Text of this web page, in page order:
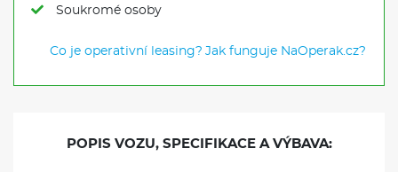
Soukromé osoby
Co je operativní leasing? Jak funguje NaOperak.cz?
POPIS VOZU, SPECIFIKACE A VÝBAVA: